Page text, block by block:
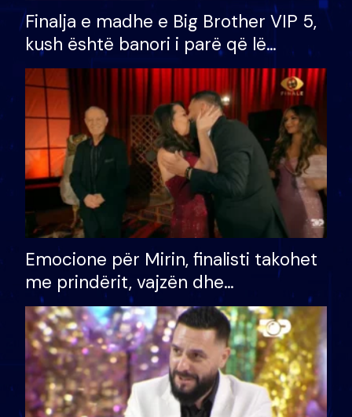
Finalja e madhe e Big Brother VIP 5,
kush është banori i parë që lë
shtëpinë dhe humb mundësinë për
të fituar çmimin e madh
Emocione për Mirin, finalisti takohet
me prindërit, vajzën dhe
bashkëshorten: S’kemi ndonjë letër
divorci apo jo?